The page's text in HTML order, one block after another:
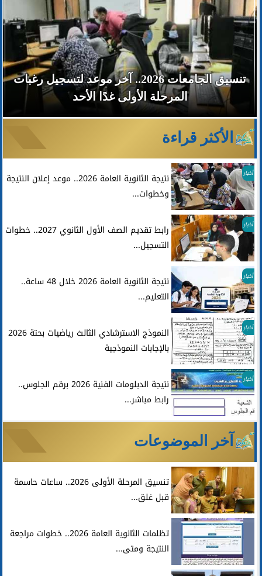
تنسيق الجامعات 2026.. آخر موعد لتسجيل رغبات
المرحلة الأولى غدًا الأحد
الأكثر قراءة
أخبار
نتيجة الثانوية العامة 2026.. موعد إعلان النتيجة
وخطوات...
أخبار
رابط تقديم الصف الأول الثانوي 2027.. خطوات
التسجيل...
أخبار
نتيجة الثانوية العامة 2026 خلال 48 ساعة..
التعليم...
أخبار
النموذج الاسترشادي الثالث رياضيات بحتة 2026
بالإجابات النموذجية
أخبار
نتيجة الدبلومات الفنية 2026 برقم الجلوس..
رابط مباشر...
آخر الموضوعات
تنسيق المرحلة الأولى 2026.. ساعات حاسمة
قبل غلق...
تظلمات الثانوية العامة 2026.. خطوات مراجعة
النتيجة ومتى...